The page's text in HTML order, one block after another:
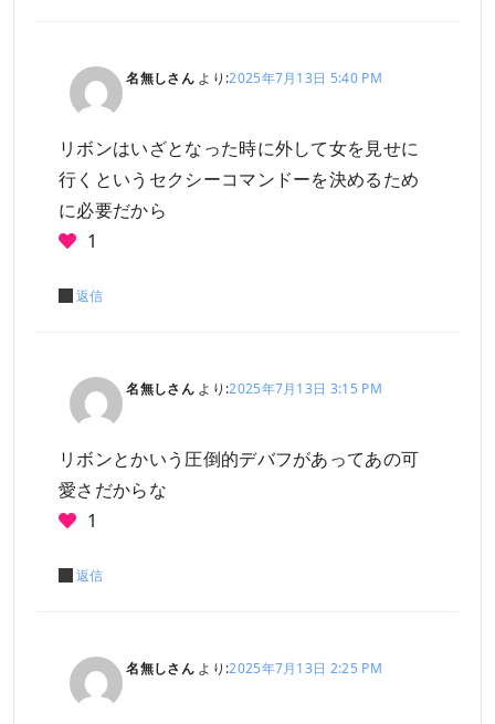
名無しさん より:2025年7月13日 5:40 PM
リボンはいざとなった時に外して女を見せに
行くというセクシーコマンドーを決めるため
に必要だから
1
返信
名無しさん より:2025年7月13日 3:15 PM
リボンとかいう圧倒的デバフがあってあの可
愛さだからな
1
返信
名無しさん より:2025年7月13日 2:25 PM